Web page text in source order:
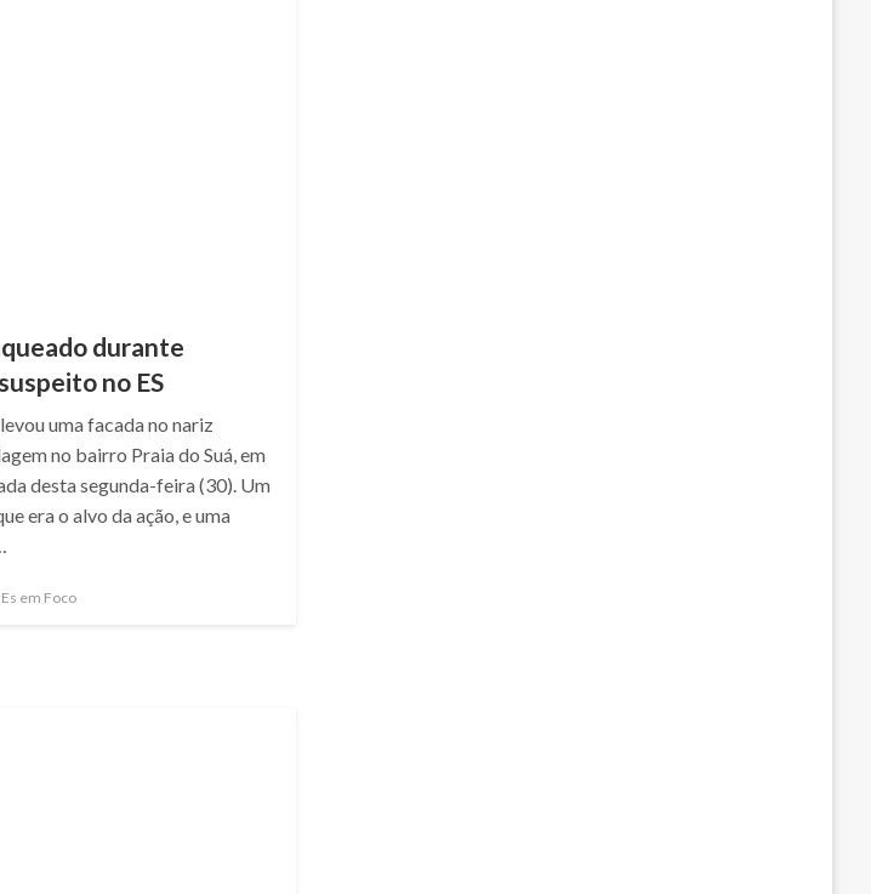
durante
no ES
uma facada no nariz
no bairro Praia do Suá, em
desta segunda-feira (30). Um
era o alvo da ação, e uma
Es em Foco